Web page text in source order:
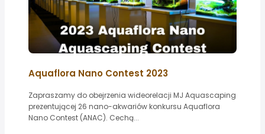
Aquaflora Nano Contest 2023
Zapraszamy do obejrzenia wideorelacji MJ Aquascaping
prezentującej 26 nano-akwariów konkursu Aquaflora
Nano Contest (ANAC). Cechą...